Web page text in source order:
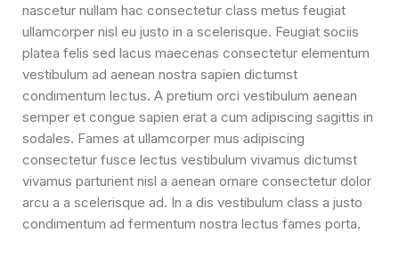
nascetur nullam hac consectetur class metus feugiat
ullamcorper nisl eu justo in a scelerisque. Feugiat sociis
platea felis sed lacus maecenas consectetur elementum
vestibulum ad aenean nostra sapien dictumst
condimentum lectus. A pretium orci vestibulum aenean
semper et congue sapien erat a cum adipiscing sagittis in
sodales. Fames at ullamcorper mus adipiscing
consectetur fusce lectus vestibulum vivamus dictumst
vivamus parturient nisl a aenean ornare consectetur dolor
arcu a a scelerisque ad. In a dis vestibulum class a justo
condimentum ad fermentum nostra lectus fames porta.